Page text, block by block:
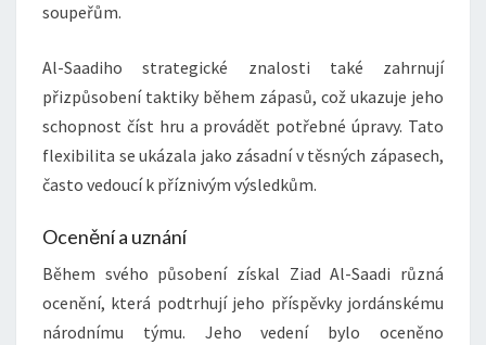
soupeřům.
Al-Saadiho strategické znalosti také zahrnují
přizpůsobení taktiky během zápasů, což ukazuje jeho
schopnost číst hru a provádět potřebné úpravy. Tato
flexibilita se ukázala jako zásadní v těsných zápasech,
často vedoucí k příznivým výsledkům.
Ocenění a uznání
Během svého působení získal Ziad Al-Saadi různá
ocenění, která podtrhují jeho příspěvky jordánskému
národnímu týmu. Jeho vedení bylo oceněno